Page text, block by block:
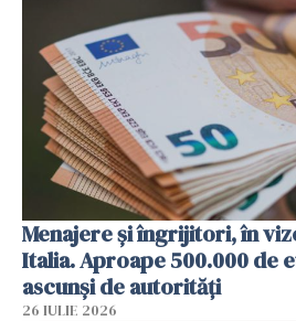
Menajere și îngrijitori, în
Italia. Aproape 500.000 de
ascunși de autorități
26 IULIE 2026